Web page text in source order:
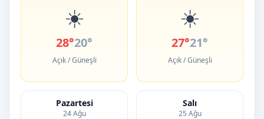
☀️
28°20°
Açık / Güneşli
☀️
27°21°
Açık / Güneşli
Pazartesi
24 Ağu
Salı
25 Ağu